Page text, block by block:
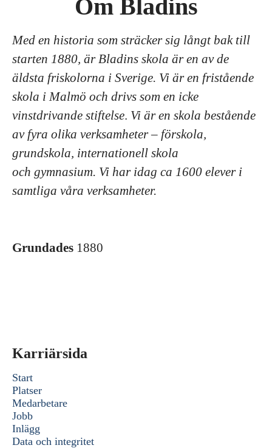
Om Bladins
Med en historia som sträcker sig långt bak till
starten 1880, är Bladins skola är en av de
äldsta friskolorna i Sverige. Vi är en fristående
skola i Malmö och drivs som en icke
vinstdrivande stiftelse. Vi är en skola bestående
av fyra olika verksamheter – förskola,
grundskola, internationell skola
och gymnasium. Vi har idag ca 1600 elever i
samtliga våra verksamheter.
Grundades 1880
Karriärsida
Start
Platser
Medarbetare
Jobb
Inlägg
Data och integritet